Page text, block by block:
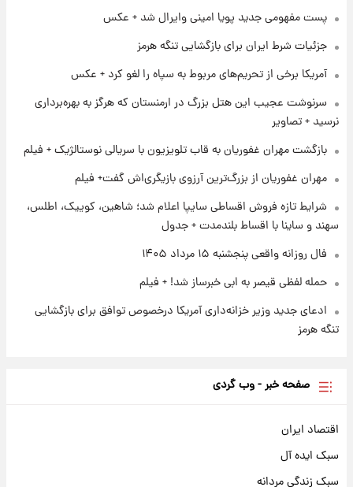
کار استقلال و رامین رضاییان رسما تمام شد +
عکس / خداحافظی صمیمانه آبی ها با رامین!
۱ روز پیش
آتش اختلاف در اینستاگرام؛ تمجید از حردانی به
مذاق رضاییان خوش نیامد+عکس
۱ روز پیش
۱۲۹۰ شمسی
پست مفهومی جدید پویا امینی وایرال شد + عکس
جزئیات شرط ایران برای بازگشایی تنگه هرمز
آمریکا برخی از تحریم‌های مربوط به سپاه را لغو کرد + عکس
سرنوشت عجیب این هتل بزرگ در ارمنستان که هرگز به بهره‌برداری
نرسید + تصاویر
بازگشت مهران غفوریان به قاب تلویزیون با سریالی نوستالژیک + فیلم
مهران غفوریان از بزرگ‌ترین آرزوی بازیگری‌اش گفت+ فیلم
شرایط تازه فروش اقساطی سایپا اعلام شد؛ شاهین، کوییک، اطلس،
سهند و ساینا با اقساط بلندمدت + جدول
فال روزانه واقعی پنجشنبه ۱۵ مرداد ۱۴۰۵
حمله لفظی قیصر به ابی خبرساز شد! + فیلم
ادعای جدید وزیر خزانه‌داری آمریکا درخصوص توافق برای بازگشایی
تنگه هرمز
صفحه خبر - وب گردی
اقتصاد ایران
سبک ایده آل
سبک زندگی مردانه